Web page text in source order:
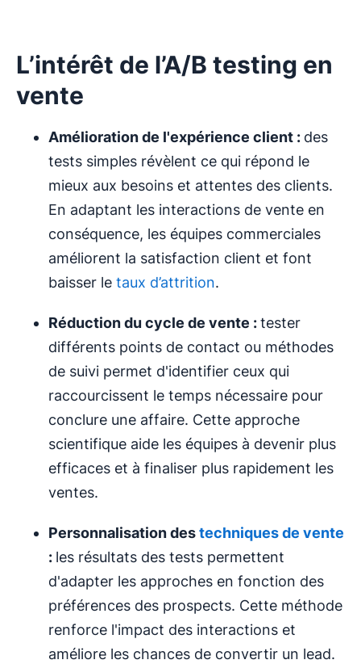
L’intérêt de l’A/B testing en
vente
Amélioration de l'expérience client : des
tests simples révèlent ce qui répond le
mieux aux besoins et attentes des clients.
En adaptant les interactions de vente en
conséquence, les équipes commerciales
améliorent la satisfaction client et font
baisser le taux d’attrition.
Réduction du cycle de vente :tester
différents points de contact ou méthodes
de suivi permet d'identifier ceux qui
raccourcissent le temps nécessaire pour
conclure une affaire. Cette approche
scientifique aide les équipes à devenir plus
efficaces et à finaliser plus rapidement les
ventes.
Personnalisation destechniques de vente
: les résultats des tests permettent
d'adapter les approches en fonction des
préférences des prospects. Cette méthode
renforce l'impact des interactions et
améliore les chances de convertir un lead.